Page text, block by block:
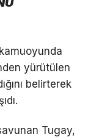
yürütülen
belirterek
Tugay,